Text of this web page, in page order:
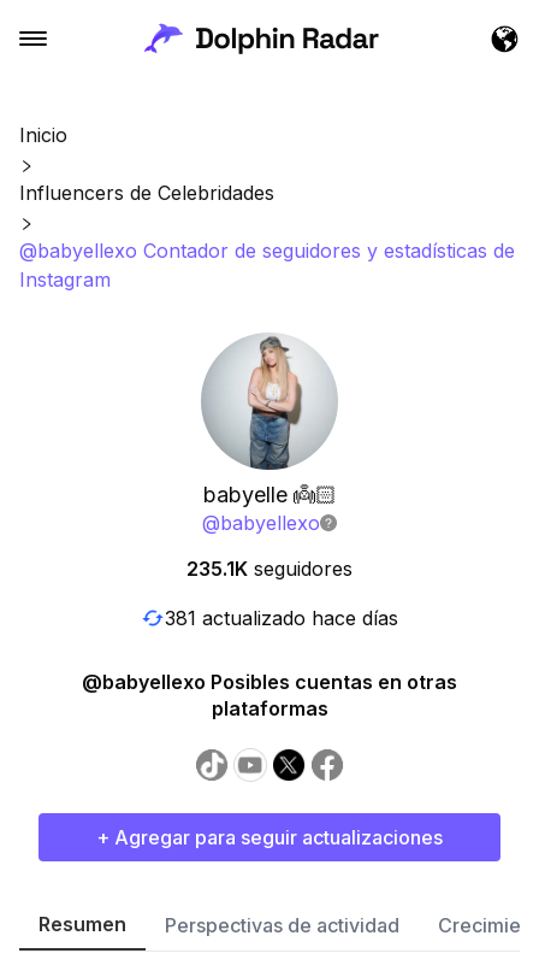
Inicio
Influencers de Celebridades
@babyellexo Contador de seguidores y estadísticas de
Instagram
babyelle 👼🏻
@babyellexo
235.1K seguidores
381 actualizado hace días
@babyellexo Posibles cuentas en otras
plataformas
+ Agregar para seguir actualizaciones
Resumen Perspectivas de actividad